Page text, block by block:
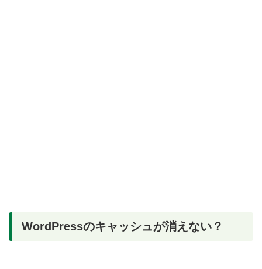
WordPressのキャッシュが消えない？